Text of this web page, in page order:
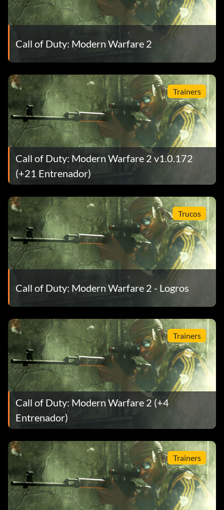
Call of Duty: Modern Warfare 2
Trainers
Call of Duty: Modern Warfare 2 v1.0.172
(+21 Entrenador)
Trucos
Call of Duty: Modern Warfare 2 - Logros
Trainers
Call of Duty: Modern Warfare 2 (+4
Entrenador)
Trainers